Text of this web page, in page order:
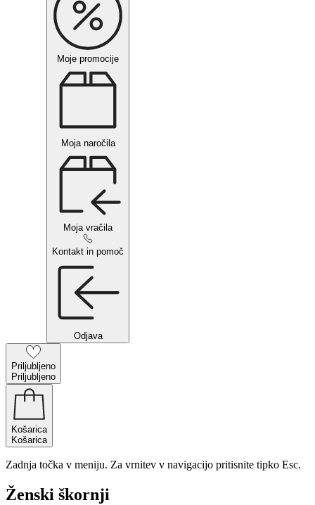
Moje promocije
Moja naročila
Moja vračila
Kontakt in pomoč
Odjava
Priljubljeno
Priljubljeno
Košarica
Košarica
Zadnja točka v meniju. Za vrnitev v navigacijo pritisnite tipko Esc.
Ženski škornji